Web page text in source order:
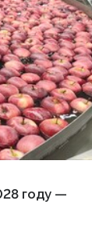
году —